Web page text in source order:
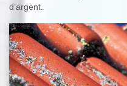
d’argent.